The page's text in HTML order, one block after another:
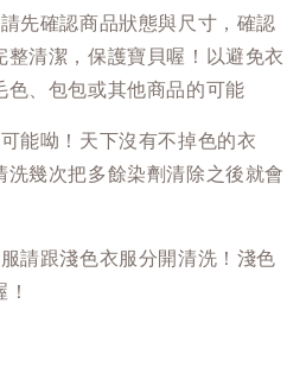
先確認商品狀態與尺寸，確認
清潔，保護寶貝喔！以避免衣
色、包包或其他商品的可能
能呦！天下沒有不掉色的衣
洗幾次把多餘染劑清除之後就會
請跟淺色衣服分開清洗！淺色